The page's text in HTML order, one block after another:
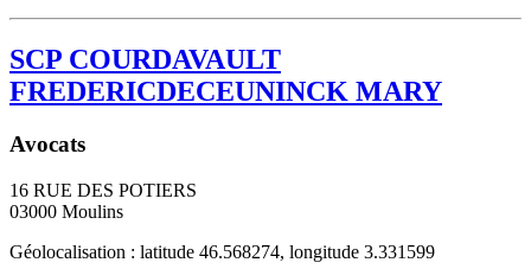
SCP COURDAVAULT
FREDERICDECEUNINCK MARY
Avocats
16 RUE DES POTIERS
03000 Moulins
Géolocalisation : latitude 46.568274, longitude 3.331599